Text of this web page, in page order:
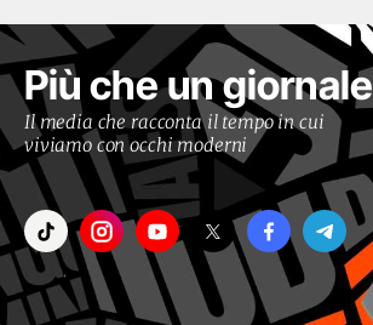
Più che un giornale
Il media che racconta il tempo in cui
viviamo con occhi moderni